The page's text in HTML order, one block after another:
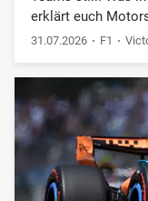
erklärt euch
31.07.2026 F1